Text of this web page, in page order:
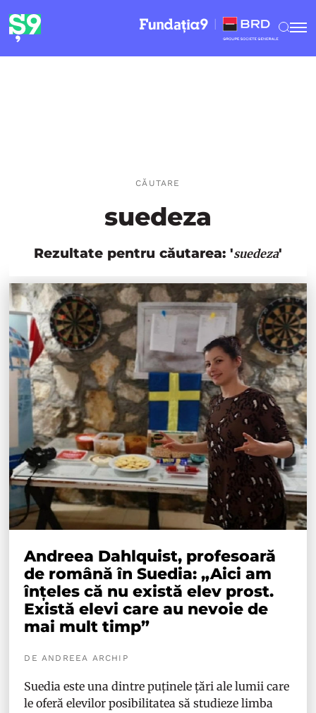
CĂUTARE
suedeza
Rezultate pentru căutarea: 'suedeza'
Andreea Dahlquist, profesoară
de română în Suedia: „Aici am
înțeles că nu există elev prost.
Există elevi care au nevoie de
mai mult timp”
DE ANDREEA ARCHIP
Suedia este una dintre puținele țări ale lumii care
le oferă elevilor posibilitatea să studieze limba